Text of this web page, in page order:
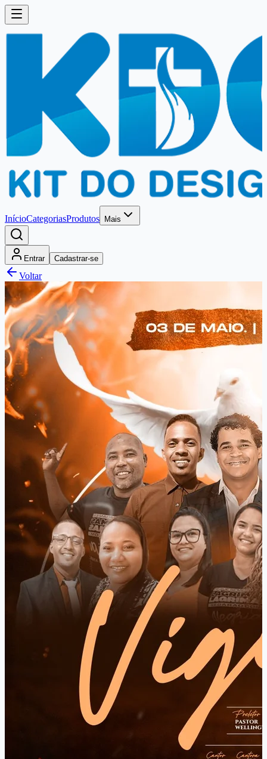
InícioCategoriasProdutos Mais
Entrar Cadastrar-se
Voltar